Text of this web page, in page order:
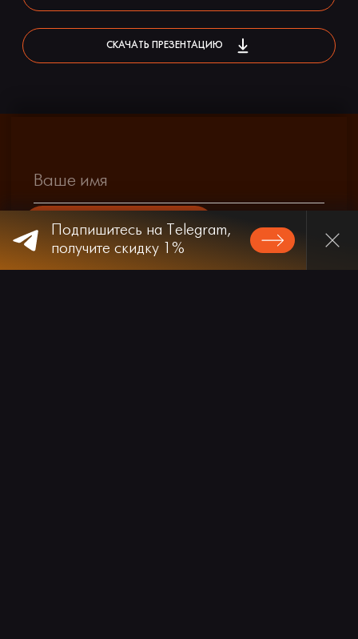
УЗНАТЬ УСЛОВИЯ
СКАЧАТЬ ПРЕЗЕНТАЦИЮ
КВАРТИРЫ
Подпишитесь на Telegram,
получите скидку 1%